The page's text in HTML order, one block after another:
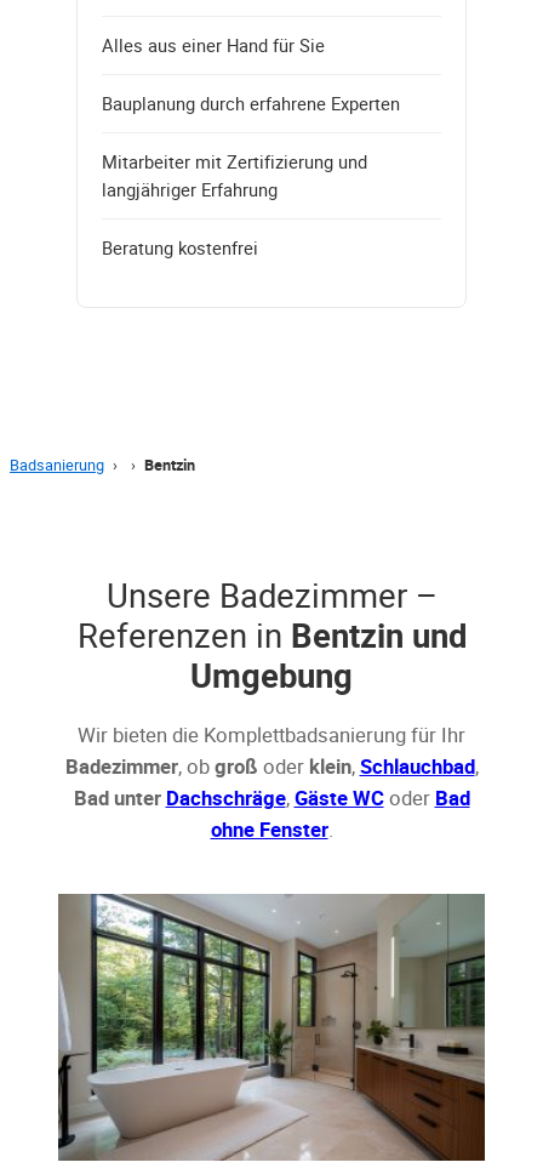
Alles aus einer Hand für Sie
Bauplanung durch erfahrene Experten
Mitarbeiter mit Zertifizierung und
langjähriger Erfahrung
Beratung kostenfrei
Badsanierung › › Bentzin
Unsere Badezimmer –
Referenzen in Bentzin und
Umgebung
Wir bieten die Komplettbadsanierung für Ihr
Badezimmer, obgroß oder klein,Schlauchbad,
Bad unter Dachschräge,Gäste WCoder Bad
ohne Fenster.